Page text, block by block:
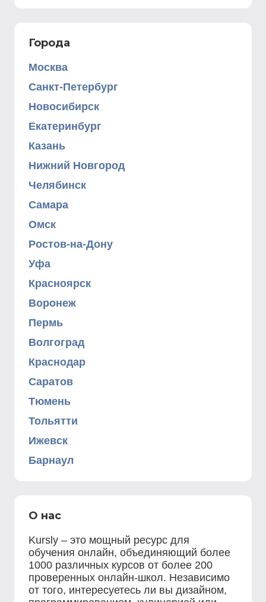
Города
Москва
Санкт-Петербург
Новосибирск
Екатеринбург
Казань
Нижний Новгород
Челябинск
Самара
Омск
Ростов-на-Дону
Уфа
Красноярск
Воронеж
Пермь
Волгоград
Краснодар
Саратов
Тюмень
Тольятти
Ижевск
Барнаул
О нас
Kursly – это мощный ресурс для
обучения онлайн, объединяющий более
1000 различных курсов от более 200
проверенных онлайн-школ. Независимо
от того, интересуетесь ли вы дизайном,